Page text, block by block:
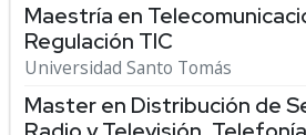
Maestría en
Regulación TIC
Universidad Santo Tomás
Master en Distribución de